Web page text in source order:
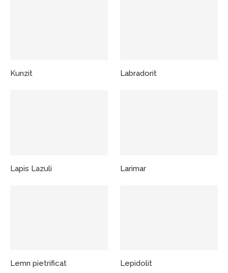
Kunzit Labradorit
Lapis Lazuli Larimar
Lemn pietrificat Lepidolit